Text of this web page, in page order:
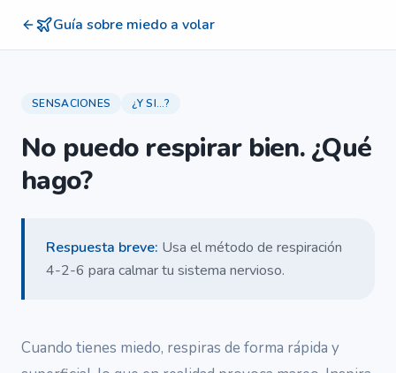
Guía sobre miedo a volar
SENSACIONES ¿Y SI...?
No puedo respirar bien. ¿Qué
hago?
Respuesta breve: Usa el método de respiración
4-2-6 para calmar tu sistema nervioso.
Cuando tienes miedo, respiras de forma rápida y